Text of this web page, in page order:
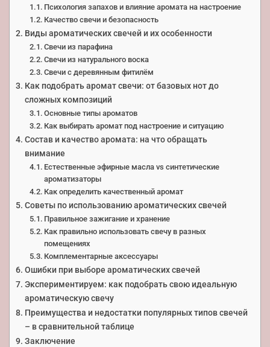
Психология запахов и влияние аромата на настроение
Качество свечи и безопасность
Виды ароматических свечей и их особенности
Свечи из парафина
Свечи из натурального воска
Свечи с деревянным фитилём
Как подобрать аромат свечи: от базовых нот до
сложных композиций
Основные типы ароматов
Как выбирать аромат под настроение и ситуацию
Состав и качество аромата: на что обращать
внимание
Естественные эфирные масла vs синтетические
ароматизаторы
Как определить качественный аромат
Советы по использованию ароматических свечей
Правильное зажигание и хранение
Как правильно использовать свечу в разных
помещениях
Комплементарные аксессуары
Ошибки при выборе ароматических свечей
Экспериментируем: как подобрать свою идеальную
ароматическую свечу
Преимущества и недостатки популярных типов свечей
– в сравнительной таблице
Заключение